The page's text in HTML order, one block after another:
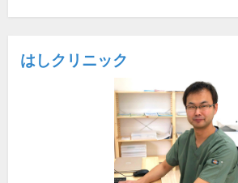
はしクリニック